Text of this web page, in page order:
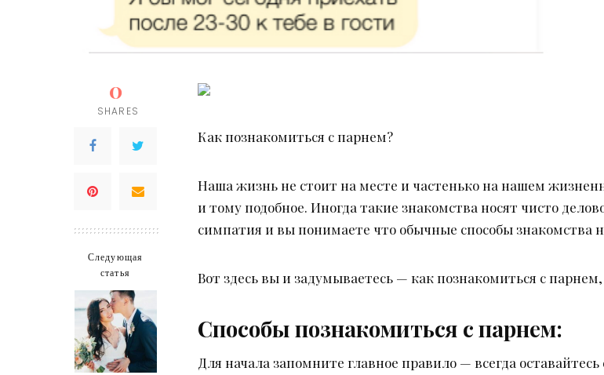
0
SHARES
Следующая
статья
Как познакомиться с парнем?
Наша жизнь не стоит на месте и частенько на нашем
и тому подобное. Иногда такие знакомства носят чисто
симпатия и вы понимаете что обычные способы знакомства
Вот здесь вы и задумываетесь — как познакомиться с
Способы познакомиться с парнем:
Для начала запомните главное правило — всегда